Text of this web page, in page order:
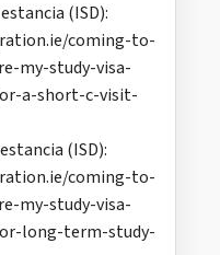
(ISD):
coming-to-
my-study-visa-
a-short-c-visit-
(ISD):
coming-to-
my-study-visa-
long-term-study-